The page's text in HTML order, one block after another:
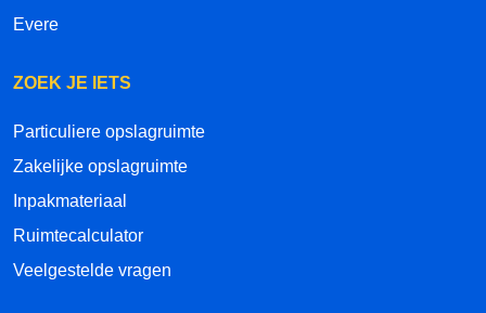
Evere
ZOEK JE IETS
Particuliere opslagruimte
Zakelijke opslagruimte
Inpakmateriaal
Ruimtecalculator
Veelgestelde vragen